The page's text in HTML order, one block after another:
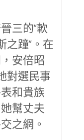
三的“軟
之蹱”。在
安倍昭
對選民事
和貴族
幫丈夫
之網。